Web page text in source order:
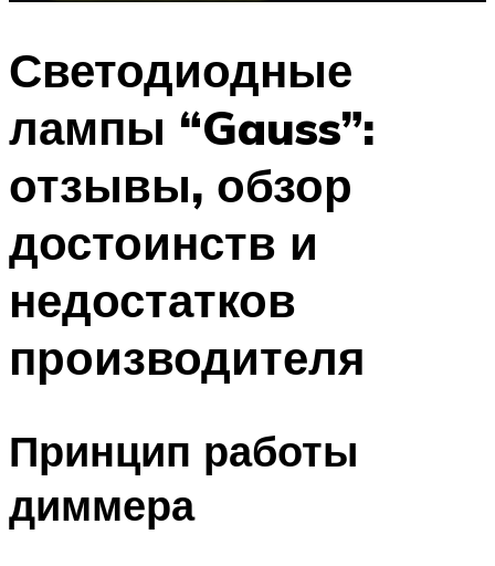
Меню
Светодиодные
лампы “Gauss”:
отзывы, обзор
достоинств и
недостатков
производителя
Принцип работы
диммера